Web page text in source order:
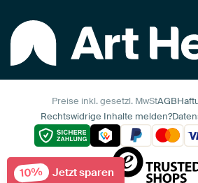
Preise inkl. gesetzl. MwStAGB
Rechtswidrige Inhalte melden?
10% Jetzt sparen